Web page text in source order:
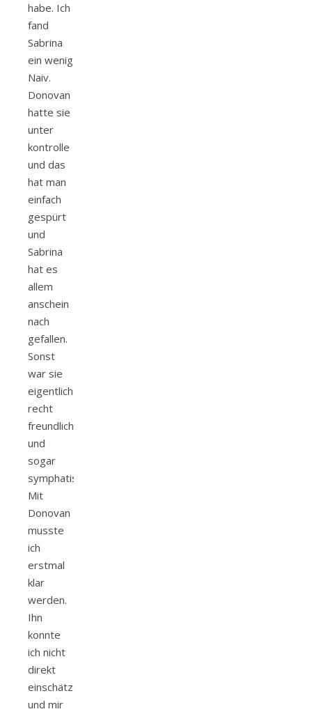
habe. Ich
fand
Sabrina
ein wenig
Naiv.
Donovan
hatte sie
unter
kontrolle
und das
hat man
einfach
gespürt
und
Sabrina
hat es
allem
anschein
nach
gefallen.
Sonst
war sie
eigentlich
recht
freundlich
und
sogar
symphatisch.
Mit
Donovan
musste
ich
erstmal
klar
werden.
Ihn
konnte
ich nicht
direkt
einschätzen
und mir